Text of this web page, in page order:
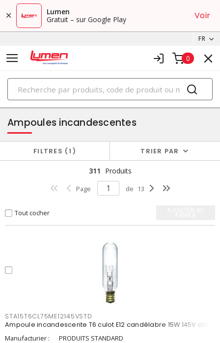
Lumen
Gratuit – sur Google Play
Voir
FR
0
PRODUITS
ampoules
Ampoules incandescentes
FILTRES 1 TRIER PAR
311 Produits
Page de 13
Tout cocher
STA15T6CL75ME12145VSTD
Ampoule incandescente T6 culot E12 candélabre 15W 145V clair
Manufacturier :
PRODUITS STANDARD